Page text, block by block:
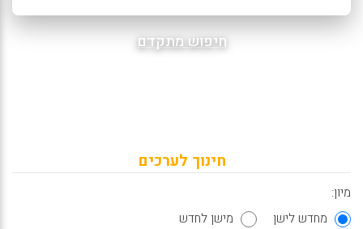
חיפוש מתקדם
חינוך לערכים
מיון:
מחדש לישן
מישן לחדש